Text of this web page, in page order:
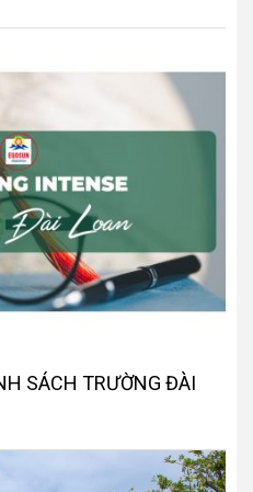
SÁCH TRƯỜNG ĐÀI